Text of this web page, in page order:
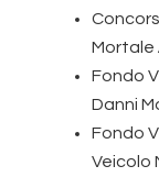
Mortale
Fondo
Danni
Fondo
Veicolo